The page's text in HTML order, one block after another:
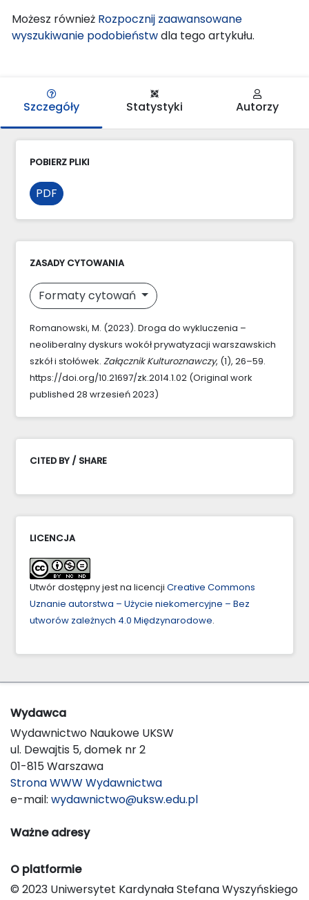
Możesz również Rozpocznij zaawansowane
wyszukiwanie podobieństwdla tego artykułu.
Szczegóły Statystyki Autorzy
POBIERZ PLIKI
PDF
ZASADY CYTOWANIA
Formaty cytowań
Romanowski, M. (2023). Droga do wykluczenia –
neoliberalny dyskurs wokół prywatyzacji warszawskich
szkół i stołówek. Załącznik Kulturoznawczy, (1), 26–59.
https://doi.org/10.21697/zk.2014.1.02 (Original work
published 28 wrzesień 2023)
CITED BY / SHARE
LICENCJA
Utwór dostępny jest na licencji Creative Commons
Uznanie autorstwa – Użycie niekomercyjne – Bez
utworów zależnych 4.0 Międzynarodowe.
Wydawca
Wydawnictwo Naukowe UKSW
ul. Dewajtis 5, domek nr 2
01-815 Warszawa
Strona WWW Wydawnictwa
e-mail: wydawnictwo@uksw.edu.pl
Ważne adresy
O platformie
© 2023 Uniwersytet Kardynała Stefana Wyszyńskiego